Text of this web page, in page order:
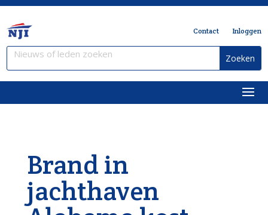
Contact Inloggen
Brand in
jachthaven